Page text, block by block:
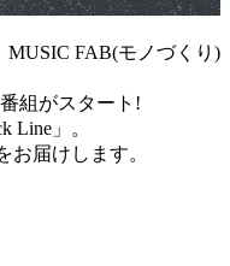
FAB(モノづくり)
組がスタート!
Line」。
お届けします。